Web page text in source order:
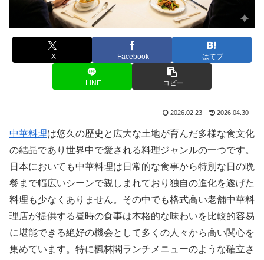
X Facebook はてブ
LINE コピー
2026.02.23 2026.04.30
中華料理は悠久の歴史と広大な土地が育んだ多様な食文化
の結晶であり世界中で愛される料理ジャンルの一つです。
日本においても中華料理は日常的な食事から特別な日の晩
餐まで幅広いシーンで親しまれており独自の進化を遂げた
料理も少なくありません。その中でも格式高い老舗中華料
理店が提供する昼時の食事は本格的な味わいを比較的容易
に堪能できる絶好の機会として多くの人々から高い関心を
集めています。特に楓林閣ランチメニューのような確立さ